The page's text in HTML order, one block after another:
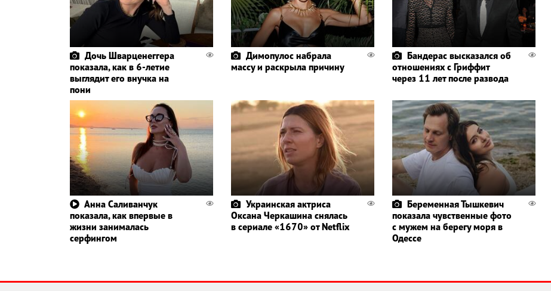
Дочь Шварценеггера
показала, как в 6-летие
выглядит его внучка на
пони
Димопулос набрала
массу и раскрыла причину
Бандерас высказался об
отношениях с Гриффит
через 11 лет после развода
Анна Саливанчук
показала, как впервые в
жизни занималась
серфингом
Украинская актриса
Оксана Черкашина снялась
в сериале «1670» от Netflix
Беременная Тышкевич
показала чувственные фото
с мужем на берегу моря в
Одессе